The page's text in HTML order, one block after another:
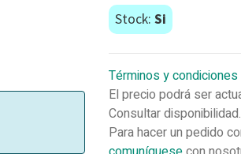
Stock: Si
Términos y condiciones
El precio podrá ser
Consultar disponibilidad.
Para hacer un pedido